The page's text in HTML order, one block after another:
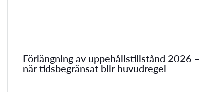
Förlängning av uppehållstillstånd 2026 –
när tidsbegränsat blir huvudregel